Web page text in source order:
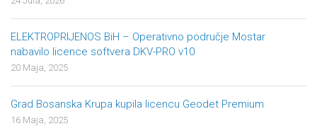
ELEKTROPRIJENOS BiH – Operativno područje Mostar
nabavilo licence softvera DKV-PRO v10
20 Maja, 2025
Grad Bosanska Krupa kupila licencu Geodet Premium
16 Maja, 2025